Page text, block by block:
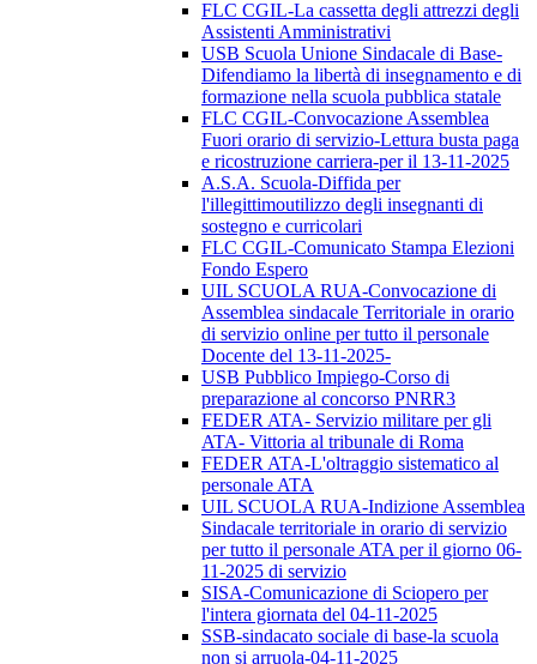
FLC CGIL-La cassetta degli attrezzi degli
Assistenti Amministrativi
USB Scuola Unione Sindacale di Base-
Difendiamo la libertà di insegnamento e di
formazione nella scuola pubblica statale
FLC CGIL-Convocazione Assemblea
Fuori orario di servizio-Lettura busta paga
e ricostruzione carriera-per il 13-11-2025
A.S.A. Scuola-Diffida per
l'illegittimoutilizzo degli insegnanti di
sostegno e curricolari
FLC CGIL-Comunicato Stampa Elezioni
Fondo Espero
UIL SCUOLA RUA-Convocazione di
Assemblea sindacale Territoriale in orario
di servizio online per tutto il personale
Docente del 13-11-2025-
USB Pubblico Impiego-Corso di
preparazione al concorso PNRR3
FEDER ATA- Servizio militare per gli
ATA- Vittoria al tribunale di Roma
FEDER ATA-L'oltraggio sistematico al
personale ATA
UIL SCUOLA RUA-Indizione Assemblea
Sindacale territoriale in orario di servizio
per tutto il personale ATA per il giorno 06-
11-2025 di servizio
SISA-Comunicazione di Sciopero per
l'intera giornata del 04-11-2025
SSB-sindacato sociale di base-la scuola
non si arruola-04-11-2025